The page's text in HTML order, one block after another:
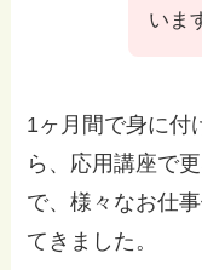
いま
1ヶ月間で身に付
ら、応用講座で
で、様々なお仕
てきました。